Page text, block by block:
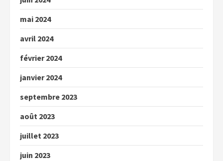
mai 2024
avril 2024
février 2024
janvier 2024
septembre 2023
août 2023
juillet 2023
juin 2023